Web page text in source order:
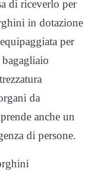
di riceverlo per
in dotazione
per
da
anche un
di persone.